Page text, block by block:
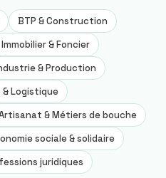
BTP & Construction
Immobilier & Foncier
& Production
Logistique
& Métiers de bouche
sociale & solidaire
juridiques